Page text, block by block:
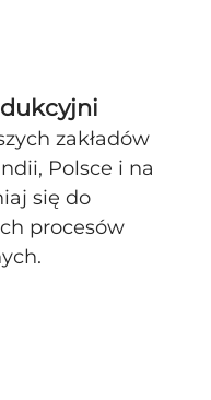
zakładów
Polsce i na
się do
procesów